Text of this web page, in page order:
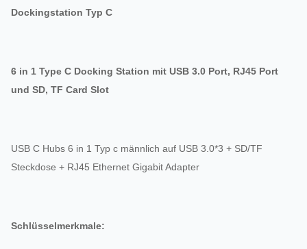
Dockingstation Typ C
6 in 1 Type C Docking Station mit USB 3.0 Port, RJ45 Port
und SD, TF Card Slot
USB C Hubs 6 in 1 Typ c männlich auf USB 3.0*3 + SD/TF
Steckdose + RJ45 Ethernet Gigabit Adapter
Schlüsselmerkmale: